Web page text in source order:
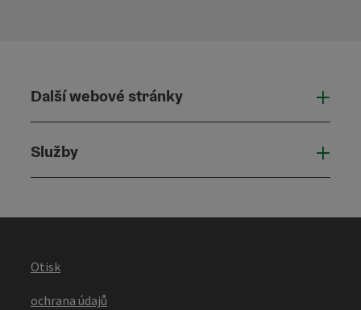
Další webové stránky
Služby
Otisk
ochrana údajů